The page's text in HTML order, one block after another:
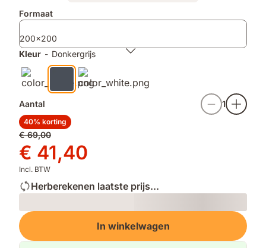
een
matte
afwerking
bij
wasbeurt
Extra
Formaat
200x200
Kleur - Donkergrijs
Aantal 1
40% korting
Oorspronkelijke
prijs
€ 69,00
€ 69,00
Prijs
€ 41,40
€ 41,40
Incl. BTW
Herberekenen laatste prijs...
Loading
In winkelwagen